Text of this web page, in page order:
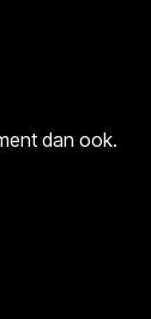
dan ook.